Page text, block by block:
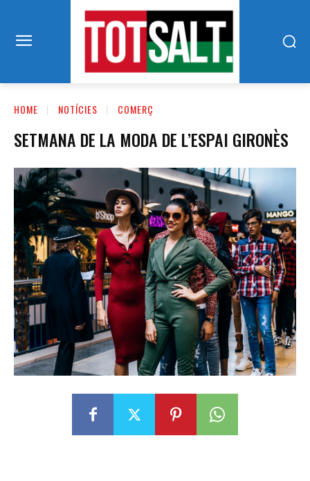
HOME NOTÍCIES COMERÇ
SETMANA DE LA MODA DE L’ESPAI GIRONÈS